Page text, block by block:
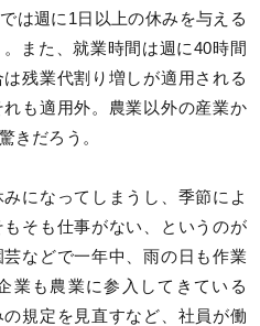
は週に1日以上の休みを与える
また、就業時間は週に40時間
残業代割り増しが適用される
も適用外。農業以外の産業か
きだろう。
になってしまうし、季節によ
そも仕事がない、というのが
などで一年中、雨の日も作業
業も農業に参入してきている
規定を見直すなど、社員が働